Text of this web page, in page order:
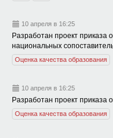
10 апреля в 16:25
Разработан проект приказа
национальных
Оценка качества образования
10 апреля в 16:25
Разработан проект приказа
Оценка качества образования